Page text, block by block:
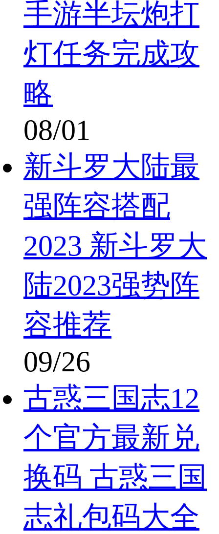
手游半坛炮打
灯任务完成攻
略
08/01
新斗罗大陆最
强阵容搭配
2023 新斗罗大
陆2023强势阵
容推荐
09/26
古惑三国志12
个官方最新兑
换码 古惑三国
志礼包码大全